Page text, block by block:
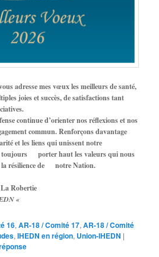
adresse mes vœux les meilleurs de santé,
joies et succès, de satisfactions tant
continue d’orienter nos réflexions et nos
commun. Renforçons davantage
et les liens qui unissent notre
toujours porter haut les valeurs qui nous
la résilience de notre Nation.
Robertie
«
16,AR-18 / Comité 17,AR-18 / Comité
,IHEDN en région, Union-IHEDN |